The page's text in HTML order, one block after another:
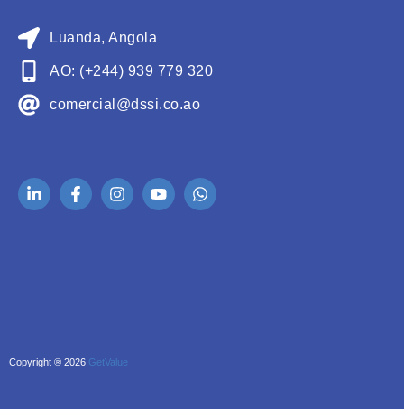
Luanda, Angola
AO: (+244) 939 779 320
comercial@dssi.co.ao
Copyright ® 2026 GetValue